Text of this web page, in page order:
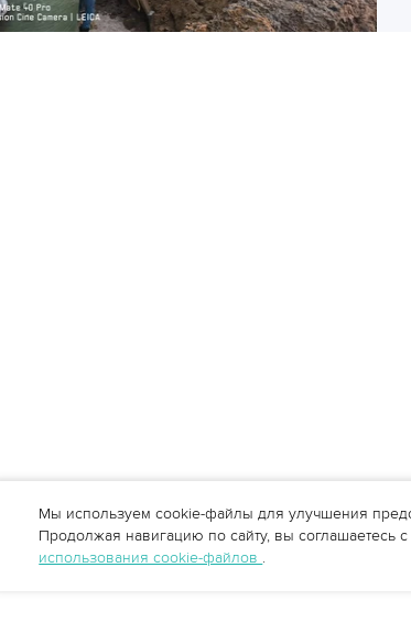
Мы используем cookie-файлы для улучшения
Продолжая навигацию по сайту, вы соглашаетесь с
использования cookie-файлов .